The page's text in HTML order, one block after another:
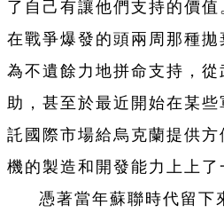
了自己有讓他們支持的價
在戰爭爆發的頭兩周那種
為不遺餘力地拼命支持，
助，甚至於最近開始在某
託國際市場給烏克蘭提供方
機的製造和開發能力上上了
憑著當年蘇聯時代留下